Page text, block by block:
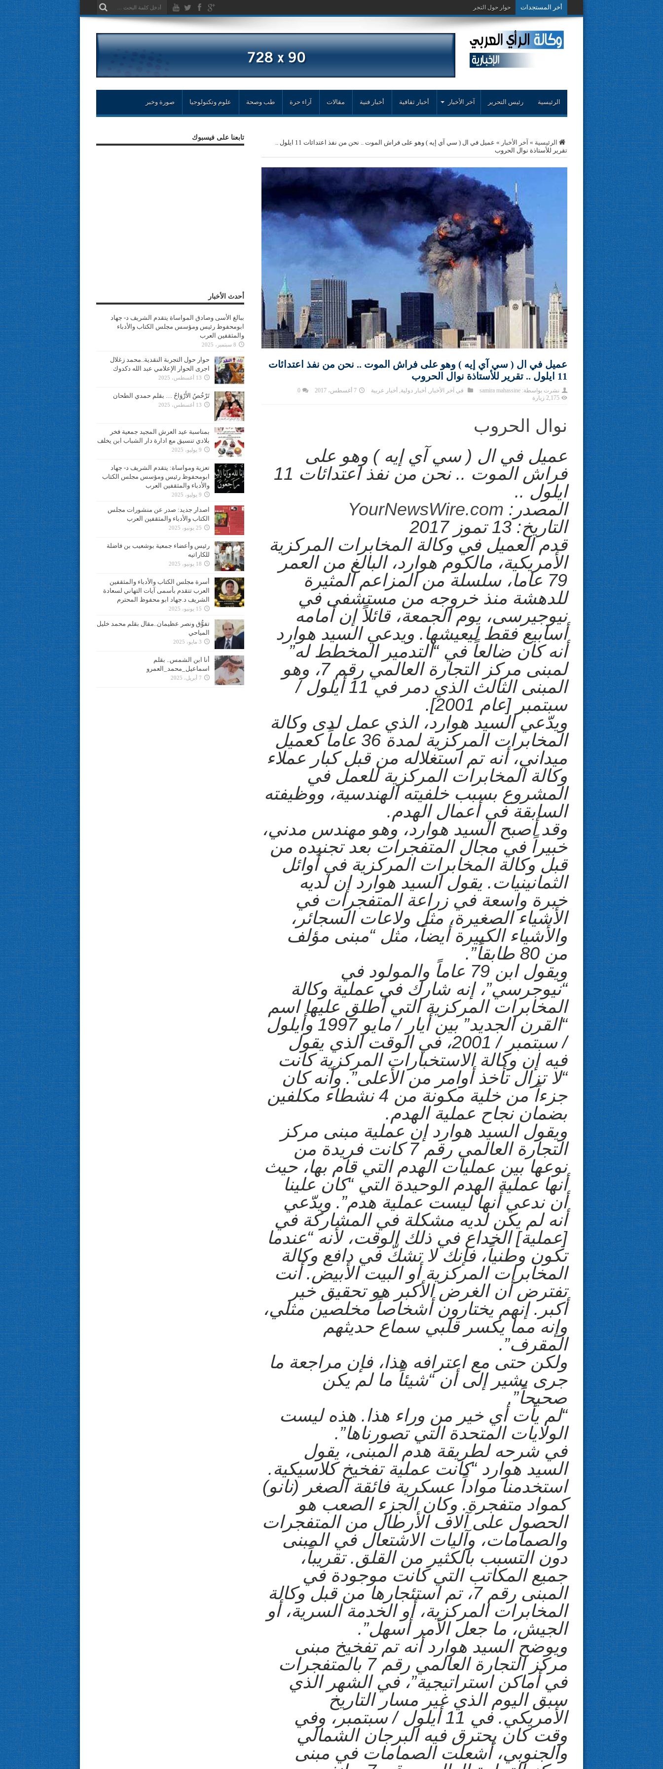
أخر المستجدات حوار حول التجربة النقدية..
الرئيسية رئيس التحرير آخر الأخبار أخبار ثقافية أخبار فنية مقالات آراء حرة طب وصحة علوم وتكنولوجيا صورة وخبر
الرئيسية » آخر الأخبار »
عميل في ال ( سي آي إيه ) وهو على فراش الموت .. نحن من نفذ اعتدائات 11 ايلول ..
تقرير للأستاذة نوال الحروب ‎
عميل في ال ( سي آي إيه ) وهو على فراش الموت .. نحن من نفذ اعتدائات
11 ايلول .. تقرير للأستاذة نوال الحروب ‎
نشرت بواسطة:samira mahassine في آخر الأخبار , أخبار دولية, أخبار عربية 7 أغسطس، 2017
0
2,175 زيارة
نوال الحروب
عميل في ال ( سي آي إيه ) وهو على
فراش الموت .. نحن من نفذ اعتدائات 11
ايلول ..
المصدر: YourNewsWire.com
التاريخ: 13 تموز 2017
قدم العميل في وكالة المخابرات المركزية
الأمريكية، مالكوم هوارد، البالغ من العمر
79 عاما، سلسلة من المزاعم المثيرة
للدهشة منذ خروجه من مستشفى في
نيوجيرسى، يوم الجمعة، قائلاً إن أمامه
أسابيع فقط ليعيشها. ويدعي السيد هوارد
أنه كان ضالعاً في “التدمير المخطط له”
لمبنى مركز التجارة العالمي رقم 7، وهو
المبنى الثالث الذي دمر في 11 أيلول /
سبتمبر [عام 2001].
ويدّعي السيد هوارد، الذي عمل لدى وكالة
المخابرات المركزية لمدة 36 عاماً كعميل
ميداني، أنه تم استغلاله من قبل كبار عملاء
وكالة المخابرات المركزية للعمل في
المشروع بسبب خلفيته الهندسية، ووظيفته
السابقة في أعمال الهدم.
وقد أصبح السيد هوارد، وهو مهندس مدني،
خبيراً في مجال المتفجرات بعد تجنيده من
قبل وكالة المخابرات المركزية في أوائل
الثمانينيات. يقول السيد هوارد إن لديه
خبرة واسعة في زراعة المتفجرات في
الأشياء الصغيرة، مثل ولاعات السجائر،
والأشياء الكبيرة أيضاً، مثل “مبنى مؤلف
من 80 طابقاً”.
ويقول ابن 79 عاماً والمولود في
“نيوجرسي”، إنه شارك في عملية وكالة
المخابرات المركزية التي أطلق عليها اسم
“القرن الجديد” بين أيار / مايو 1997 وأيلول
/ سبتمبر / 2001، في الوقت الذي يقول
فيه إن وكالة الاستخبارات المركزية كانت
“لا تزال تأخذ أوامر من الأعلى”. وأنه كان
جزءاً من خلية مكونة من 4 نشطاء مكلفين
بضمان نجاح عملية الهدم.
ويقول السيد هوارد إن عملية مبنى مركز
التجارة العالمي رقم 7 كانت فريدة من
نوعها بين عمليات الهدم التي قام بها، حيث
أنها عملية الهدم الوحيدة التي “كان علينا
أن ندعي أنها ليست عملية هدم”. ويدّعي
أنه لم يكن لديه مشكلة في المشاركة في
[عملية] الخداع في ذلك الوقت، لأنه “عندما
تكون وطنياً، فإنك لا تشكّ في دافع وكالة
المخابرات المركزية أو البيت الأبيض. أنت
تفترض أن الغرض الأكبر هو تحقيق خير
أكبر. إنهم يختارون أشخاصاً مخلصين مثلي،
وإنه مما يكسر قلبي سماع حديثهم
المقرف”.
ولكن حتى مع اعترافه هذا، فإن مراجعة ما
جرى يشير إلى أن “شيئاً ما لم يكن
صحيحاً”.
“لم يأت أي خير من وراء هذا. هذه ليست
الولايات المتحدة التي تصورناها”.
في شرحه لطريقة هدم المبنى، يقول
السيد هوارد “كانت عملية تفخيخ كلاسيكية.
استخدمنا مواداً عسكرية فائقة الصغر (نانو)
كمواد متفجرة. وكان الجزء الصعب هو
الحصول على آلاف الأرطال من المتفجرات
والصمامات، وآليات الاشتعال في المبنى
دون التسبب بالكثير من القلق. تقريباً،
جميع المكاتب التي كانت موجودة في
المبنى رقم 7، تم استئجارها من قبل وكالة
المخابرات المركزية، أو الخدمة السرية، أو
الجيش، ما جعل الأمر أسهل”.
ويوضح السيد هوارد أنه تم تفخيخ مبنى
مركز التجارة العالمي رقم 7 بالمتفجرات
في أماكن استراتيجية”، في الشهر الذي
سبق اليوم الذي غير مسار التاريخ
الأمريكي. في 11 أيلول / سبتمبر، وفي
وقت كان يحترق فيه البرجان الشمالي
والجنوبي، أشعلت الصمامات في مبنى
تابعنا على فيسبوك
أحدث الأخبار
ببالغ الأسى وصادق المواساة يتقدم الشريف د- جهاد
ابومحفوظ رئيس ومؤسس مجلس الكتاب والأدباء
والمثقفين العرب
8 سبتمبر، 2025
حوار حول التجربة النقدية..محمد زغلال
اجرى الحوار الإعلامي عبد الله دكدوك
13 أغسطس، 2025
تَرْخُصُ الأَرْوَاحُ … بقلم حمدي الطحان
13 أغسطس، 2025
بمناسبة عيد العرش المجيد جمعية فخر
بلادي تنسيق مع ادارة دار الشباب ابن يخلف
9 يوليو، 2025
تعزية ومواساة: يتقدم الشريف د- جهاد
ابومحفوظ رئيس ومؤسس مجلس الكتاب
والأدباء والمثقفين العرب
9 يوليو، 2025
اصدار جديد: صدر عن منشورات مجلس
الكتاب والأدباء والمثقفين العرب
25 يونيو، 2025
رئيس وأعضاء جمعية بوشعيب بن فاضلة
للكاراتيه
18 يونيو، 2025
أسرة مجلس الكتاب والأدباء والمثقفين
العرب تتقدم بأسمى آيات التهاني لسعادة
الشريف د.جهاد ابو محفوظ المحترم
15 يونيو، 2025
تفوُّق ونصر عظيمان..مقال بقلم محمد خليل
المياحي
3 مايو، 2025
أنا ابن الشمس.. بقلم
اسماعيل_محمد_العمرو
7 أبريل، 2025